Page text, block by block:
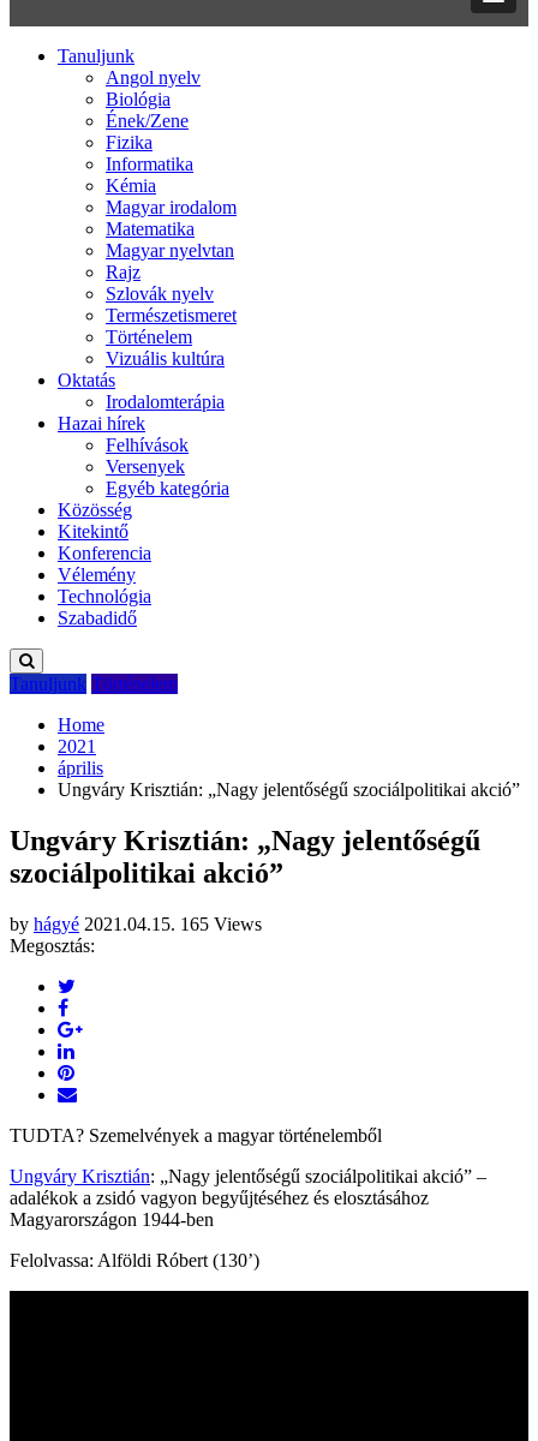
Tanuljunk
Angol nyelv
Biológia
Ének/Zene
Fizika
Informatika
Kémia
Magyar irodalom
Matematika
Magyar nyelvtan
Rajz
Szlovák nyelv
Természetismeret
Történelem
Vizuális kultúra
Oktatás
Irodalomterápia
Hazai hírek
Felhívások
Versenyek
Egyéb kategória
Közösség
Kitekintő
Konferencia
Vélemény
Technológia
Szabadidő
Tanuljunk Történelem
Home
2021
április
Ungváry Krisztián: „Nagy jelentőségű szociálpolitikai akció”
Ungváry Krisztián: „Nagy jelentőségű
szociálpolitikai akció”
by hágyé 2021.04.15. 165 Views
Megosztás:
TUDTA? Szemelvények a magyar történelemből
Ungváry Krisztián: „Nagy jelentőségű szociálpolitikai akció” –
adalékok a zsidó vagyon begyűjtéséhez és elosztásához
Magyarországon 1944-ben
Felolvassa: Alföldi Róbert (130’)